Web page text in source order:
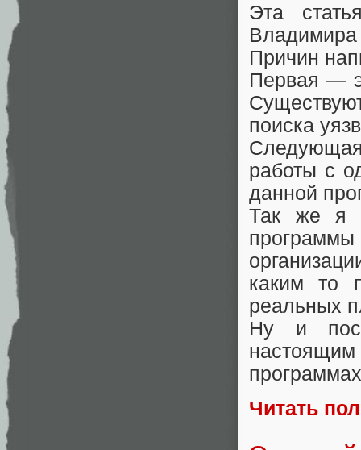
Эта
Владимира
Причин
Первая —
поиска
работы с
данной
Так же я
каким то
реальных
Ну и
Читать